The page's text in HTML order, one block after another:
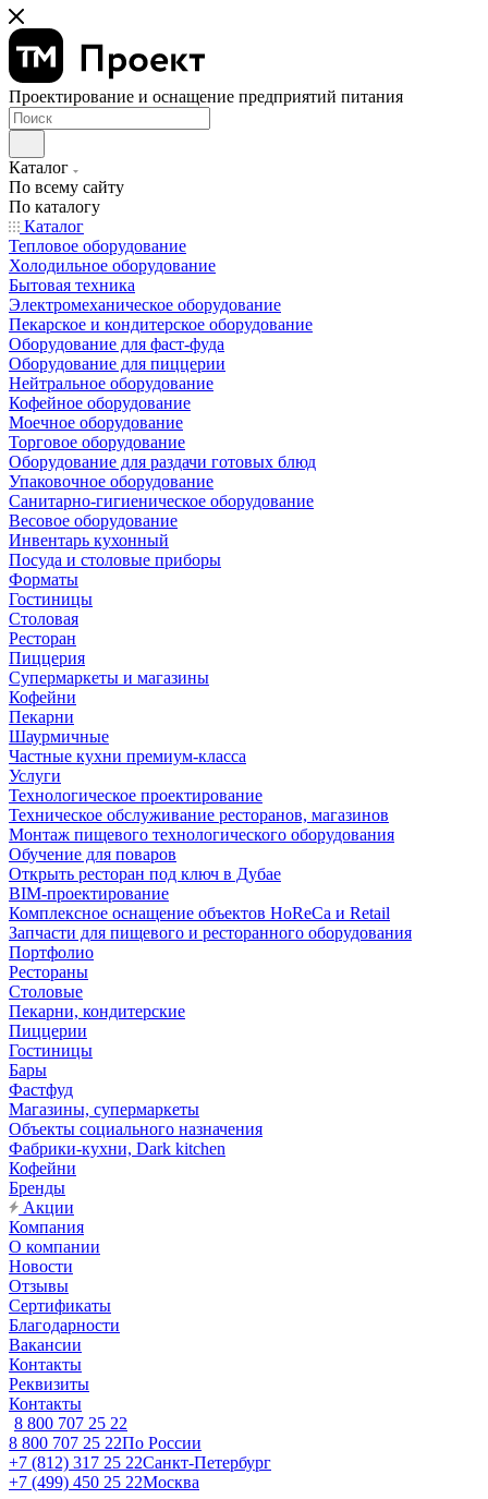
Проектирование и оснащение предприятий питания
Каталог
По всему сайту
По каталогу
Каталог
Тепловое оборудование
Холодильное оборудование
Бытовая техника
Электромеханическое оборудование
Пекарское и кондитерское оборудование
Оборудование для фаст-фуда
Оборудование для пиццерии
Нейтральное оборудование
Кофейное оборудование
Моечное оборудование
Торговое оборудование
Оборудование для раздачи готовых блюд
Упаковочное оборудование
Санитарно-гигиеническое оборудование
Весовое оборудование
Инвентарь кухонный
Посуда и столовые приборы
Форматы
Гостиницы
Столовая
Ресторан
Пиццерия
Супермаркеты и магазины
Кофейни
Пекарни
Шаурмичные
Частные кухни премиум-класса
Услуги
Технологическое проектирование
Техническое обслуживание ресторанов, магазинов
Монтаж пищевого технологического оборудования
Обучение для поваров
Открыть ресторан под ключ в Дубае
BIM-проектирование
Комплексное оснащение объектов HoReCa и Retail
Запчасти для пищевого и ресторанного оборудования
Портфолио
Рестораны
Столовые
Пекарни, кондитерские
Пиццерии
Гостиницы
Бары
Фастфуд
Магазины, супермаркеты
Объекты социального назначения
Фабрики-кухни, Dark kitchen
Кофейни
Бренды
Акции
Компания
О компании
Новости
Отзывы
Сертификаты
Благодарности
Вакансии
Контакты
Реквизиты
Контакты
8 800 707 25 22
8 800 707 25 22По России
+7 (812) 317 25 22Санкт-Петербург
+7 (499) 450 25 22Москва